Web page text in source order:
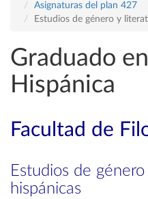
Asignaturas del plan 427
Estudios de género y
Graduado
Hispánica
Facultad de
Estudios de
hispánicas